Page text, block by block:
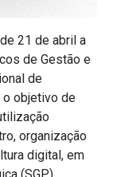
21 de abril a
de Gestão e
de
o objetivo de
organização
digital, em